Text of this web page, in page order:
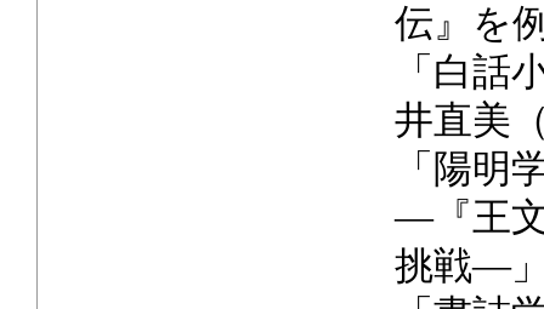
伝』を
「白話
井直美
「陽明
―『王
挑戦―